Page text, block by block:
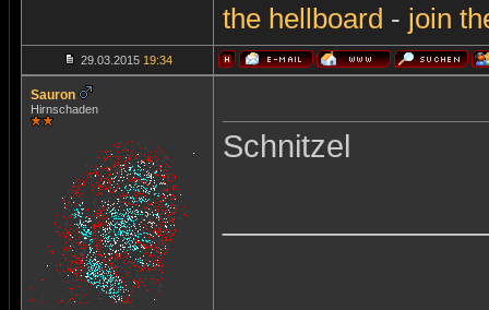
the hellboard - join
29.03.2015 19:34
Sauron
Hirnschaden
Schnitzel